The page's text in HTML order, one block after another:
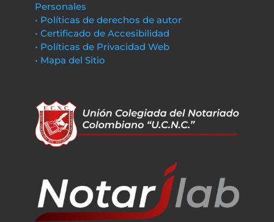
Personales
• Políticas de derechos de autor
• Certificado de Accesibilidad
• Políticas de Privacidad Web
• Mapa del Sitio